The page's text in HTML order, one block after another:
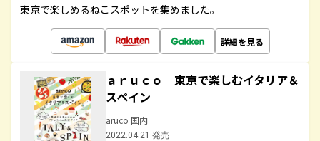
東京で楽しめるねこスポットを集めました。
詳細を見る
ａｒｕｃｏ 東京で楽しむイタリア＆
スペイン
aruco 国内
2022.04.21 発売